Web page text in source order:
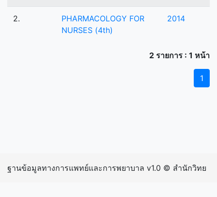
2.
PHARMACOLOGY FOR
NURSES (4th)
2014
2 รายการ : 1 หน้า
1
ฐานข้อมูลทางการแพทย์และการพยาบาล v1.0 © สำนักวิทย